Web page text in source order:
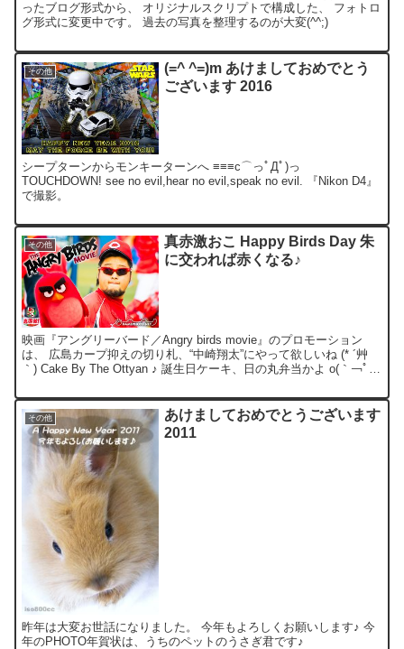
ったブログ形式から、 オリジナルスクリプトで構成した、 フォトロ
グ形式に変更中です。 過去の写真を整理するのが大変(^^;)
その他
(=^ ^=)m あけましておめでとう
ございます 2016
シープターンからモンキーターンへ ≡≡≡c⌒っﾟДﾟ)っ
TOUCHDOWN! see no evil,hear no evil,speak no evil. 『Nikon D4』
で撮影。
その他
真赤激おこ Happy Birds Day 朱
に交われば赤くなる♪
映画『アングリーバード／Angry birds movie』のプロモーション
は、 広島カープ抑えの切り札、“中崎翔太”にやって欲しいね (* ´艸
｀) Cake By The Ottyan ♪ 誕生日ケーキ、日の丸弁当かよ o(｀￢ﾟ
その他
あけましておめでとうございます
2011
昨年は大変お世話になりました。 今年もよろしくお願いします♪ 今
年のPHOTO年賀状は、うちのペットのうさぎ君です♪